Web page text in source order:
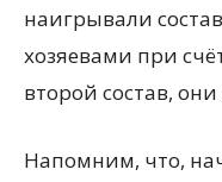
наигрывали
хозяевами при
второй состав,
Напомним, что,